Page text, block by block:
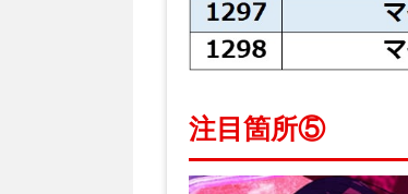
注目箇所⑤